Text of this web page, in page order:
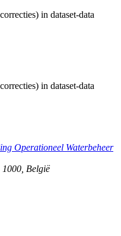
in dataset-data
in dataset-data
Operationeel Waterbeheer
1000 België